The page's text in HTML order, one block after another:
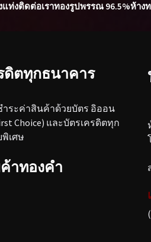
แท่งติดต่อเราทองรูปพรรณ 96.5%ห้าง
ดิตทุกธนาคาร
ระค่าสินค้าด้วยบัตร อิออน
Choice) และบัตรเครดิตทุก
เศษ
าทองคำ